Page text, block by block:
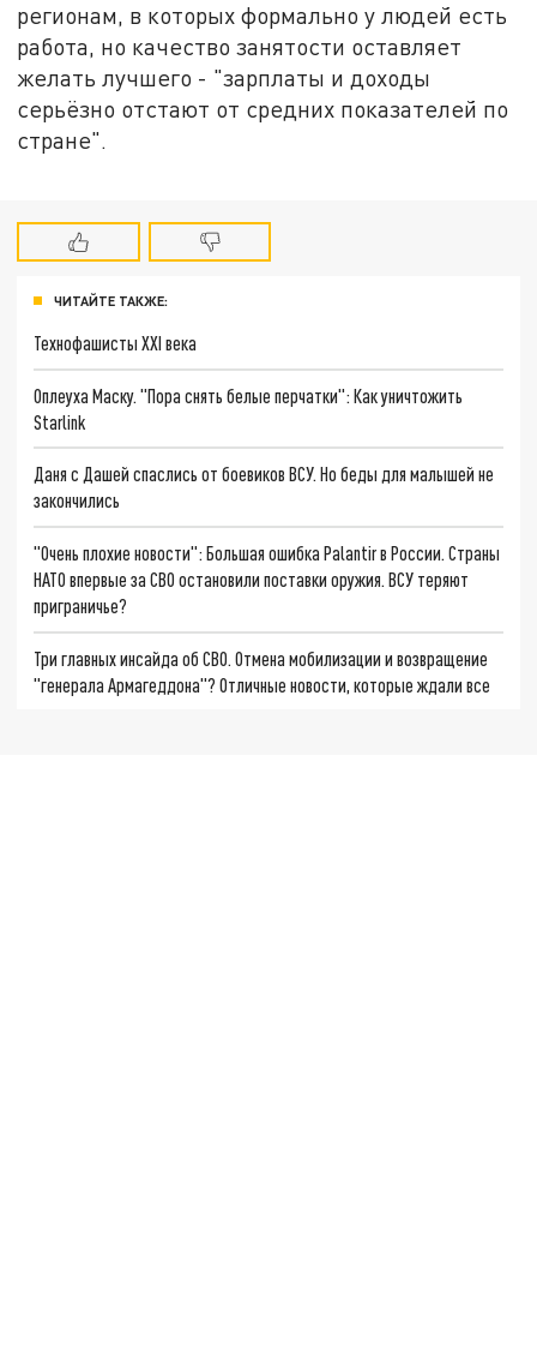
регионам, в которых формально у людей есть
работа, но качество занятости оставляет
желать лучшего - "зарплаты и доходы
серьёзно отстают от средних показателей по
стране".
ЧИТАЙТЕ ТАКЖЕ:
Технофашисты XXI века
Оплеуха Маску. "Пора снять белые перчатки": Как уничтожить
Starlink
Даня с Дашей спаслись от боевиков ВСУ. Но беды для малышей не
закончились
"Очень плохие новости": Большая ошибка Palantir в России. Страны
НАТО впервые за СВО остановили поставки оружия. ВСУ теряют
приграничье?
Три главных инсайда об СВО. Отмена мобилизации и возвращение
"генерала Армагеддона"? Отличные новости, которые ждали все